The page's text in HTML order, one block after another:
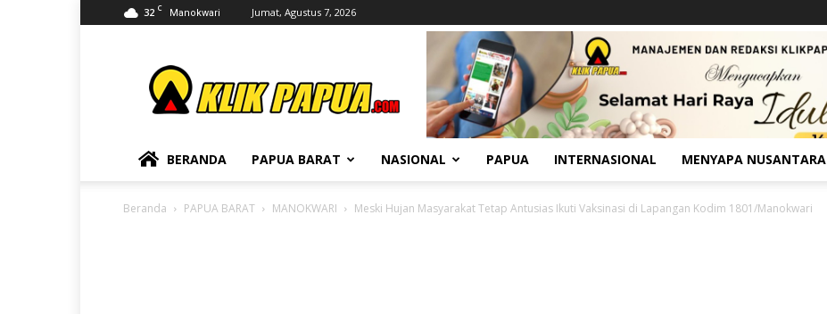
32 C Manokwari Jumat, Agustus 7, 2026
BERANDA PAPUA BARAT NASIONAL PAPUA INTERNASIONAL MENYAPA NUSANTARA
Beranda PAPUA BARAT MANOKWARI Meski Hujan Masyarakat Tetap Antusias Ikuti Vaksinasi di Lapangan Kodim 1801/Manokwari